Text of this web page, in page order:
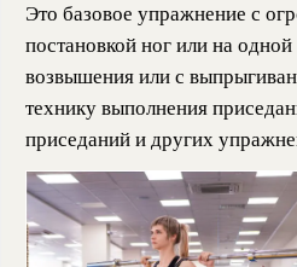
Это базовое упражнение с
постановкой ног или на
возвышения или с
технику выполнения
приседаний и других